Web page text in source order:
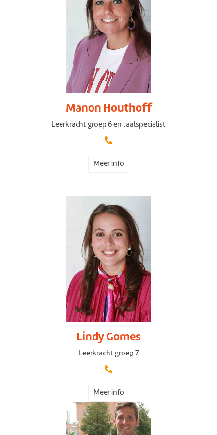
Manon Houthoff
Leerkracht groep 6 en taalspecialist
Meer info
Lindy Gomes
Leerkracht groep 7
Meer info